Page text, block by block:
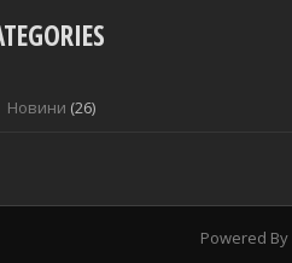
Новини (26)
Powered By